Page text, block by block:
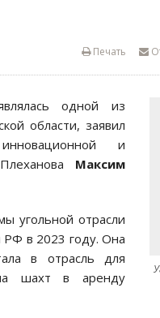
Печать
одной из
области, заявил
и
Максим
угольной отрасли
в 2023 году. Она
в отрасль для
шахт в аренду